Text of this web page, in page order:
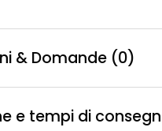
& Domande (0)
e tempi di